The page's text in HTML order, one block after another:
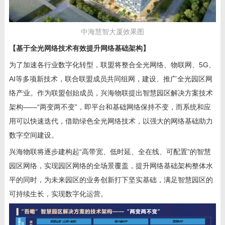
中海慧智大厦效果图
【基于全光网络技术有效提升网络基础架构】
为了加速各行业数字化转型，联盟将整合全光网络、物联网、 5G、
AI等多项新技术，联合联盟成员共同组网，建设、推广全光园区网
络产业。作为联盟创始成员，兴海物联提出智慧园区解决方案技术
架构——“两变两不变”，即平台和基础网络保持不变，而系统和应
用可以快速迭代，借助绿色全光网络技术，以强大的网络基础助力
数字空间建设。
兴海物联将逐步建构起“高带宽、低时延、全在线、可配置”的智慧
园区网络，实现园区网络的全场景覆盖，提升网络基础架构整体水
平的同时，为未来园区的业务创新打下坚实基础，满足智慧园区的
可持续生长，实现数字化运营。